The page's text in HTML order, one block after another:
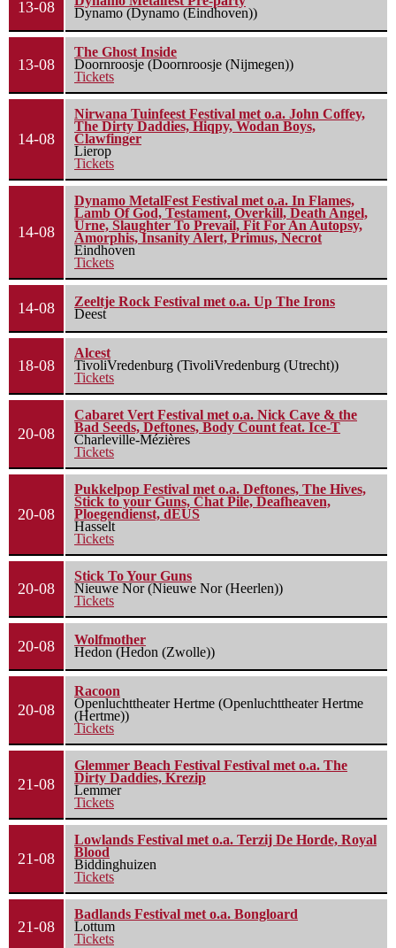
13-08
Dynamo (Dynamo (Eindhoven))
13-08
The Ghost Inside
Doornroosje (Doornroosje (Nijmegen))
Tickets
14-08
Nirwana Tuinfeest Festival met o.a. John Coffey,
The Dirty Daddies, Hiqpy, Wodan Boys,
Clawfinger
Lierop
Tickets
14-08
Dynamo MetalFest Festival met o.a. In Flames,
Lamb Of God, Testament, Overkill, Death Angel,
Urne, Slaughter To Prevail, Fit For An Autopsy,
Amorphis, Insanity Alert, Primus, Necrot
Eindhoven
Tickets
14-08
Zeeltje Rock Festival met o.a. Up The Irons
Deest
18-08
Alcest
TivoliVredenburg (TivoliVredenburg (Utrecht))
Tickets
20-08
Cabaret Vert Festival met o.a. Nick Cave & the
Bad Seeds, Deftones, Body Count feat. Ice-T
Charleville-Mézières
Tickets
20-08
Pukkelpop Festival met o.a. Deftones, The Hives,
Stick to your Guns, Chat Pile, Deafheaven,
Ploegendienst, dEUS
Hasselt
Tickets
20-08
Stick To Your Guns
Nieuwe Nor (Nieuwe Nor (Heerlen))
Tickets
20-08
Wolfmother
Hedon (Hedon (Zwolle))
20-08
Racoon
Openluchttheater Hertme (Openluchttheater Hertme
(Hertme))
Tickets
21-08
Glemmer Beach Festival Festival met o.a. The
Dirty Daddies, Krezip
Lemmer
Tickets
21-08
Lowlands Festival met o.a. Terzij De Horde, Royal
Blood
Biddinghuizen
Tickets
21-08
Badlands Festival met o.a. Bongloard
Lottum
Tickets